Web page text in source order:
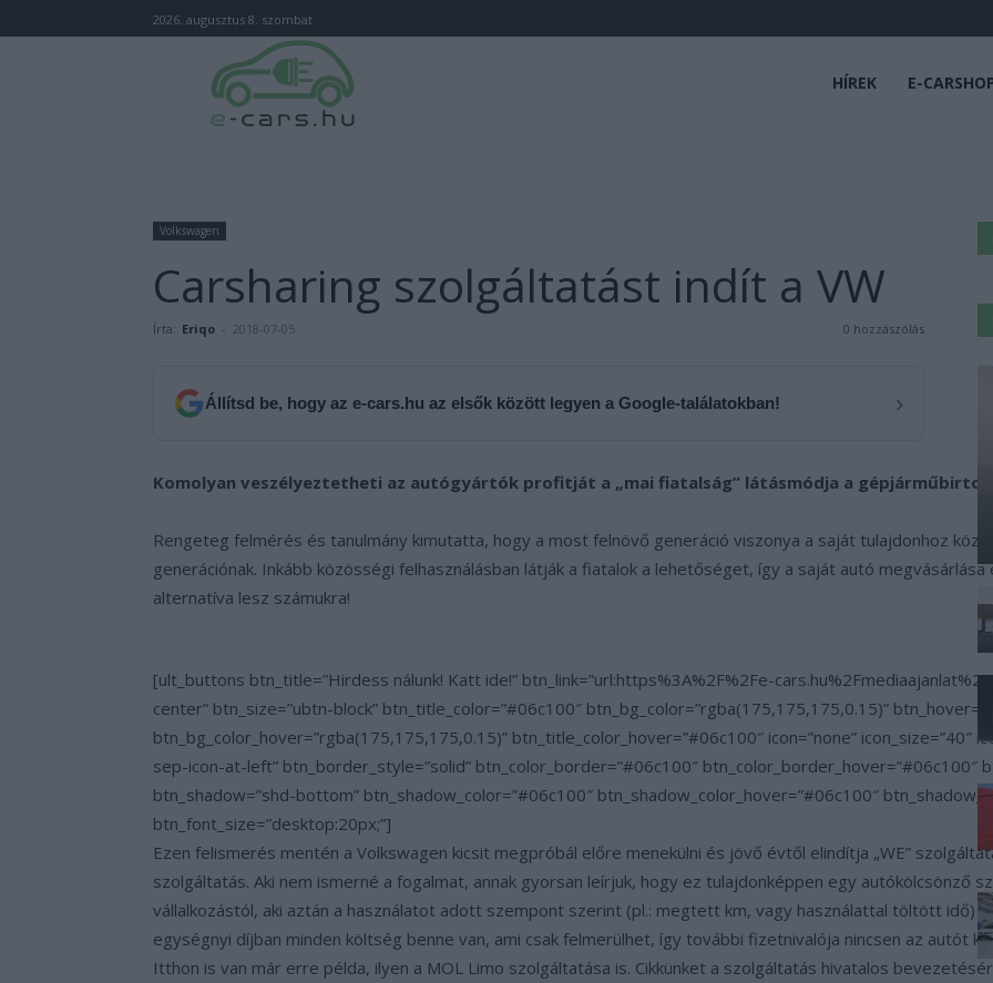
2026. augusztus 8. szombat
HÍREK E-
Volkswagen
Carsharing szolgáltatást indít a VW
Írta: Eriqo - 2018-07-05 0 hozzászólás
Állítsd be, hogy az e-cars.hu az elsők között legyen a Google-találatokban! ›
Komolyan veszélyeztetheti az autógyártók profitját a „mai fiatalság” látásmódja a
Rengeteg felmérés és tanulmány kimutatta, hogy a most felnövő generáció viszonya a saját tulajdonhoz
generációnak. Inkább közösségi felhasználásban látják a fiatalok a lehetőséget, így a saját autó
alternatíva lesz számukra!
[ult_buttons btn_title=”Hirdess nálunk! Katt ide!” btn_link=”url:https%3A%2F%2Fe-
center” btn_size=”ubtn-block” btn_title_color=”#06c100″ btn_bg_color=”rgba(175,175,175,0.15)”
btn_bg_color_hover=”rgba(175,175,175,0.15)” btn_title_color_hover=”#06c100″ icon=”none” icon_size=”40″
sep-icon-at-left” btn_border_style=”solid” btn_color_border=”#06c100″ btn_color_border_hover=”#06c100″
btn_shadow=”shd-bottom” btn_shadow_color=”#06c100″ btn_shadow_color_hover=”#06c100″
btn_font_size=”desktop:20px;”]
Ezen felismerés mentén a Volkswagen kicsit megpróbál előre menekülni és jövő évtől elindítja „WE”
szolgáltatás. Aki nem ismerné a fogalmat, annak gyorsan leírjuk, hogy ez tulajdonképpen egy autókölcsönző
vállalkozástól, aki aztán a használatot adott szempont szerint (pl.: megtett km, vagy használattal töltött idő)
egységnyi díjban minden költség benne van, ami csak felmerülhet, így további fizetnivalója nincsen az autót
Itthon is van már erre példa, ilyen a MOL Limo szolgáltatása is. Cikkünket a szolgáltatás hivatalos